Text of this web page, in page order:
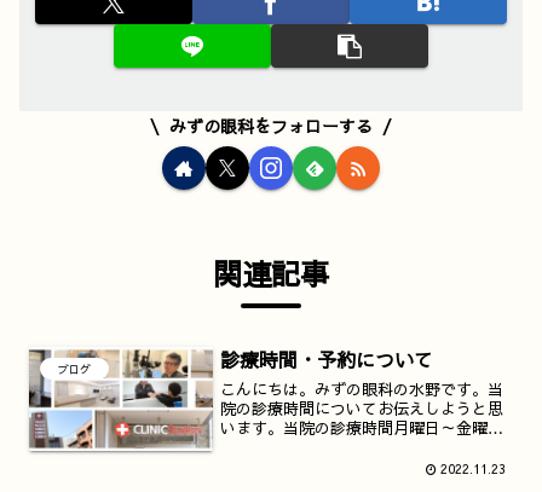
みずの眼科をフォローする
関連記事
ブログ 診療時間・予約について
こんにちは。みずの眼科の水野です。当
院の診療時間についてお伝えしようと思
います。当院の診療時間月曜日～金曜
診 16時～19時土曜日 午前
2022.11.23